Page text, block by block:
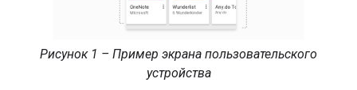
Рисунок 1 – Пример экрана пользовательского
устройства